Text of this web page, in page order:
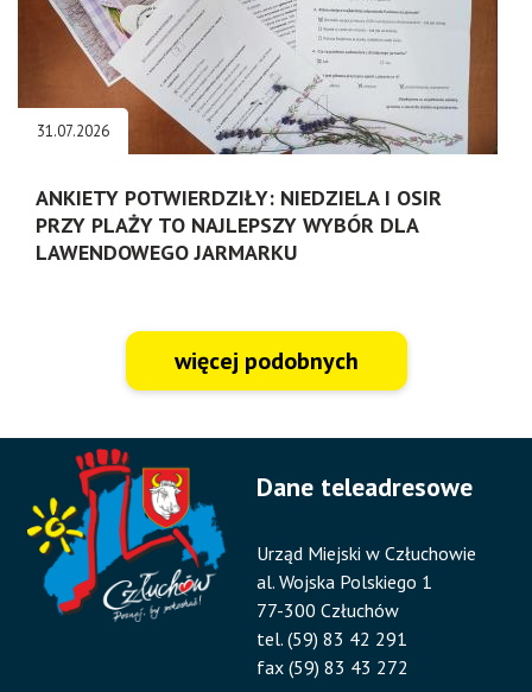
31.07.2026
ANKIETY POTWIERDZIŁY: NIEDZIELA I OSIR
PRZY PLAŻY TO NAJLEPSZY WYBÓR DLA
LAWENDOWEGO JARMARKU
więcej podobnych
Dane teleadresowe
Urząd Miejski w Człuchowie
al. Wojska Polskiego 1
77-300 Człuchów
tel. (59) 83 42 291
fax (59) 83 43 272